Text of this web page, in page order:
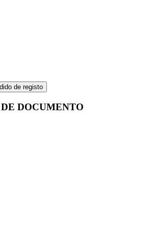
de registo
DOCUMENTO